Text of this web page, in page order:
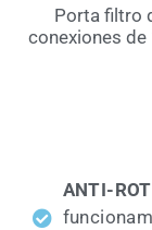
Porta filtro
conexiones de
ANTI-